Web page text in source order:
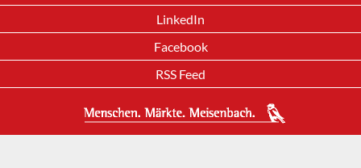
LinkedIn
Facebook
RSS Feed